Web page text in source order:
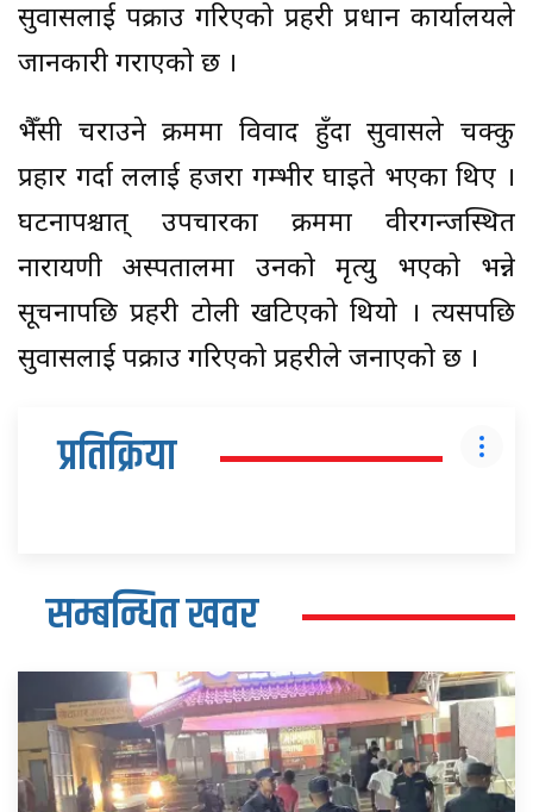
सुवासलाई पक्राउ गरिएको प्रहरी प्रधान कार्यालयले
जानकारी गराएको छ ।
भैँसी चराउने क्रममा विवाद हुँदा सुवासले चक्कु
प्रहार गर्दा ललाई हजरा गम्भीर घाइते भएका थिए ।
घटनापश्चात् उपचारका क्रममा वीरगन्जस्थित
नारायणी अस्पतालमा उनको मृत्यु भएको भन्ने
सूचनापछि प्रहरी टोली खटिएको थियो । त्यसपछि
सुवासलाई पक्राउ गरिएको प्रहरीले जनाएको छ ।
प्रतिक्रिया
सम्बन्धित खवर